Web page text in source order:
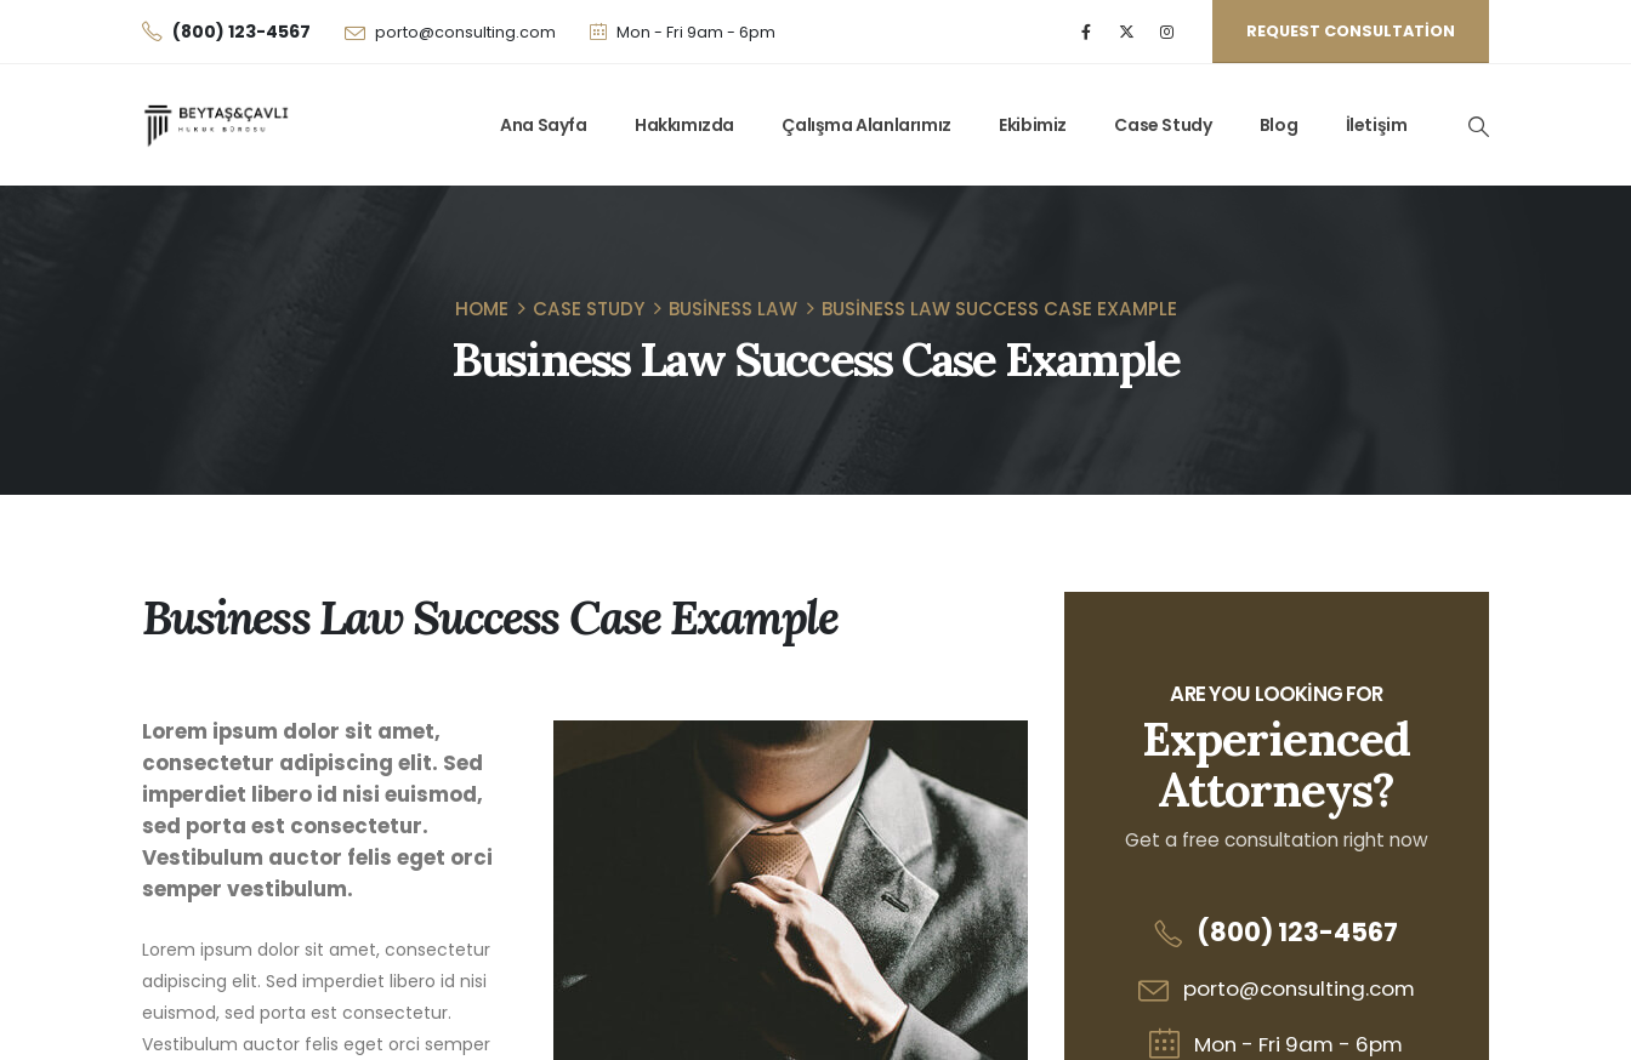
(800) 123-4567 porto@consulting.com Mon - Fri 9am - 6pm REQUEST CONSULTATION
Ana Sayfa Hakkımızda Çalışma Alanlarımız Ekibimiz Case Study Blog İletişim
HOME CASE STUDY BUSINESS LAW BUSINESS LAW SUCCESS CASE EXAMPLE
Business Law Success Case Example
Business Law Success Case Example
Lorem ipsum dolor sit amet,
consectetur adipiscing elit. Sed
imperdiet libero id nisi euismod,
sed porta est consectetur.
Vestibulum auctor felis eget orci
semper vestibulum.
Lorem ipsum dolor sit amet, consectetur
adipiscing elit. Sed imperdiet libero id nisi
euismod, sed porta est consectetur.
Vestibulum auctor felis eget orci semper
ARE YOU LOOKING FOR
Experienced
Attorneys?
Get a free consultation right now
(800) 123-4567
porto@consulting.com
Mon - Fri 9am - 6pm